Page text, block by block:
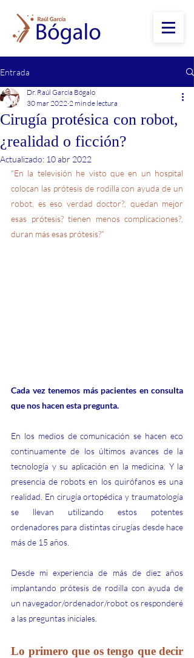
Entrada
Cirugía protésica con robot,
¿realidad o ficción?
Dr. Raúl García Bógalo
30 mar 2022 2 min de lectura
Actualizado: 10 abr 2022
"En la televisión he visto que en un hospital
colocan las prótesis de rodilla con ayuda de un
robot, es eso verdad doctor?, quedan mejor
esas prótesis? tienen menos complicaciones?,
duran más esas prótesis?”
Cada vez tenemos más pacientes en consulta
que nos hacen esta pregunta.
En los medios de comunicación se hacen eco
continuamente de los últimos avances de la
tecnología y su aplicación en la medicina. Y la
presencia de robots en los quirófanos es una
realidad. En cirugía ortopédica y traumatología
se llevan utilizando estos potentes
ordenadores para distintas cirugías desde hace
más de 15 años.
Desde mi experiencia de más de diez años
implantando prótesis de rodilla con ayuda de
un navegador/ordenador/robot os responderé
a las preguntas iniciales.
Lo primero que os tengo que decir